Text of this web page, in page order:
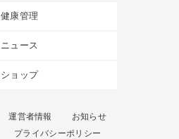
健康管理
ニュース
ショップ
運営者情報
お知らせ
プライバシーポリシー